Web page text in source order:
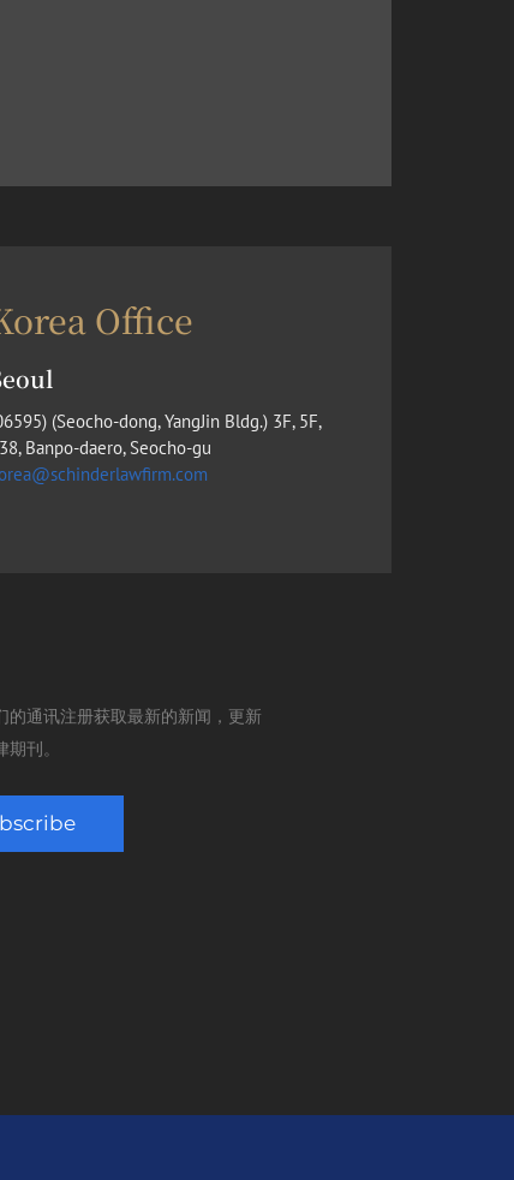
Office
(Seocho-dong, YangJin Bldg.) 3F, 5F,
Banpo-daero, Seocho-gu
的通讯注册获取最新的新闻，更新
刊。